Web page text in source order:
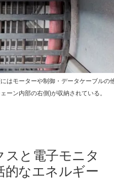
はモーターや制御・データケーブルの
ーン内部の右側)が収納されている。
と電子モニタ
的なエネルギー